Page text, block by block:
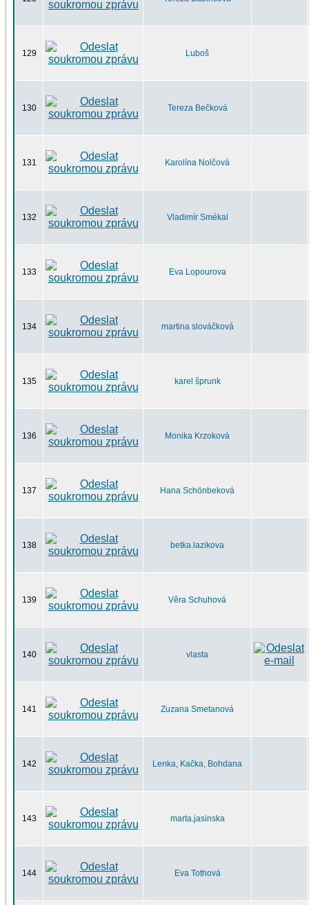
129 Luboš
130 Tereza Bečková
131 Karolína Nolčová
132 Vladimír Smékal
133 Eva Lopourova
134 martina slováčková
135 karel šprunk
136 Monika Krzoková
137 Hana Schönbeková
138 betka.lazikova
139 Věra Schuhová
140 vlasta
141 Zuzana Smetanová
142 Lenka, Kačka, Bohdana
143 marta.jasinska
144 Eva Tothová